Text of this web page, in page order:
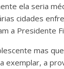
ela seria
cidades
a Presidente
mas
exemplar, a